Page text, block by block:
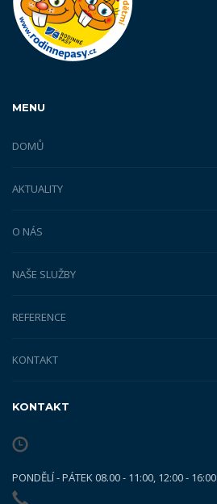
MENU
DOMŮ
AKTUALITY
O NÁS
NAŠE SLUŽBY
REFERENCE
KONTAKT
KONTAKT
PONDĚLÍ - PÁTEK 08.00 - 11:00, 12:00 - 16:00